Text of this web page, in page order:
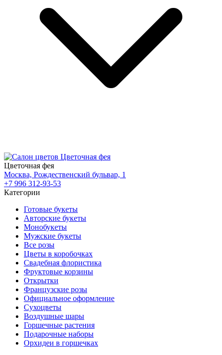
Цветочная фея
Москва, Рождественский бульвар, 1
+7 996 312-93-53
Категории
Готовые букеты
Авторские букеты
Монобукеты
Мужские букеты
Все розы
Цветы в коробочках
Свадебная флористика
Фруктовые корзины
Открытки
Французские розы
Официальное оформление
Сухоцветы
Воздушные шары
Горшечные растения
Подарочные наборы
Орхидеи в горшечках